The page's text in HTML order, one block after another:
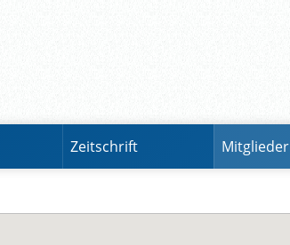
Zeitschrift Mitglieder